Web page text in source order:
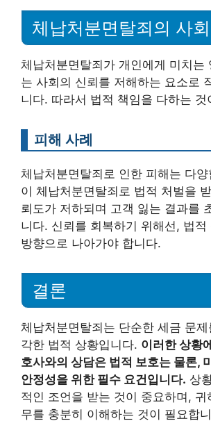
체납처분면탈죄의 사
체납처분면탈죄가 개인에게 미치는
는 사회의 신뢰를 저해하는 요소로
니다. 따라서 법적 책임을 다하는 것
피해 사례
체납처분면탈죄로 인한 피해는 다
이 체납처분면탈죄로 법적 처벌을
뢰도가 저하되며 고객 잃는 결과를
니다. 신뢰를 회복하기 위해선, 법적
방향으로 나아가야 합니다.
결론
체납처분면탈죄는 단순한 세금 문
각한 법적 상황입니다. 이러한 상황
호사와의 상담은 법적 보호는 물론,
안정성을 위한 필수 요건입니다. 상
적인 조언을 받는 것이 중요하며, 귀
무를 충분히 이해하는 것이 필요합